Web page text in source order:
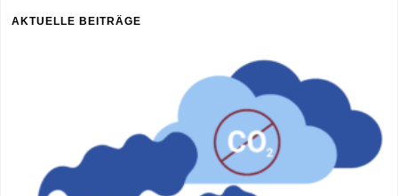
AKTUELLE BEITRÄGE